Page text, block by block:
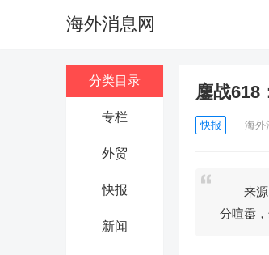
海外消息网
分类目录
专栏
外贸
快报
新闻
鏖战618
快报 海外
来源
分喧嚣